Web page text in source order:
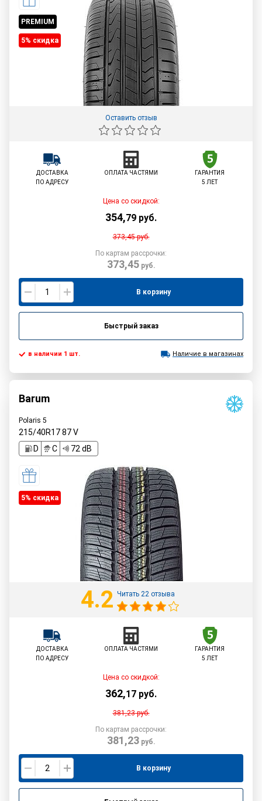
PREMIUM
5% cкидка
Оставить отзыв
ДОСТАВКА
ПО АДРЕСУ
ОПЛАТА ЧАСТЯМИ
ГАРАНТИЯ
5 ЛЕТ
Цена со скидкой:
354,79 руб.
373,45руб.
По картам рассрочки:
373,45руб.
В корзину
Быстрый заказ
в наличии 1 шт. Наличие в магазинах
Barum
Polaris 5
215/40R1787V
D
C 72 dB
5% cкидка
4.2 Читать 22 отзыва
ДОСТАВКА
ПО АДРЕСУ
ОПЛАТА ЧАСТЯМИ
ГАРАНТИЯ
5 ЛЕТ
Цена со скидкой:
362,17 руб.
381,23руб.
По картам рассрочки:
381,23руб.
В корзину